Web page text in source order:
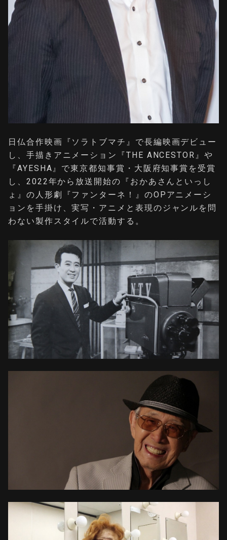
日仏合作映画『ソラトブマチ』で長編映画デビュー
し、手描きアニメーション『THE ANCESTOR』や
『AYESHA』で東京都知事賞・大阪府知事賞を受賞
し、2022年から放送開始の『おかあさんといっし
ょ』の人形劇『ファンターネ！』のOPアニメーシ
ョンを手掛け、実写・アニメと表現のジャンルを問
わない製作スタイルで活動する。